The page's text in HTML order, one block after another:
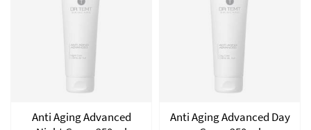
Anti Aging Advanced
Anti Aging Advanced Day